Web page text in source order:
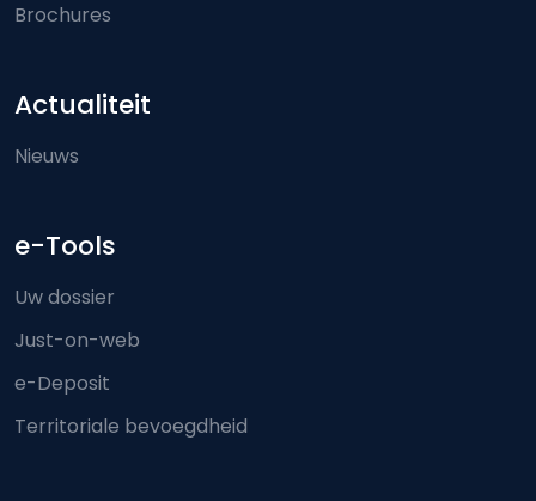
Brochures
Actualiteit
Nieuws
e-Tools
Uw dossier
Just-on-web
e-Deposit
Territoriale bevoegdheid